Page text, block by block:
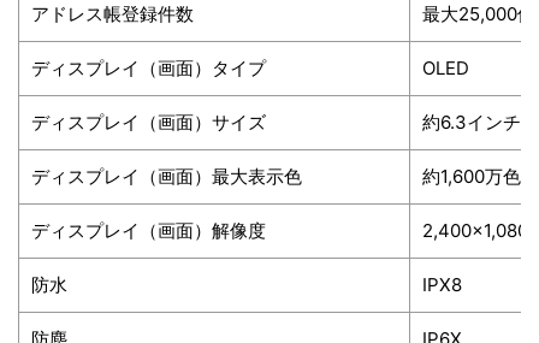
アドレス帳登録件数 最大25,000
ディスプレイ（画面）タイプ OLED
ディスプレイ（画面）サイズ 約6.3インチ
ディスプレイ（画面）最大表示色 約1,600万色
ディスプレイ（画面）解像度 2,400×1,080
防水 IPX8